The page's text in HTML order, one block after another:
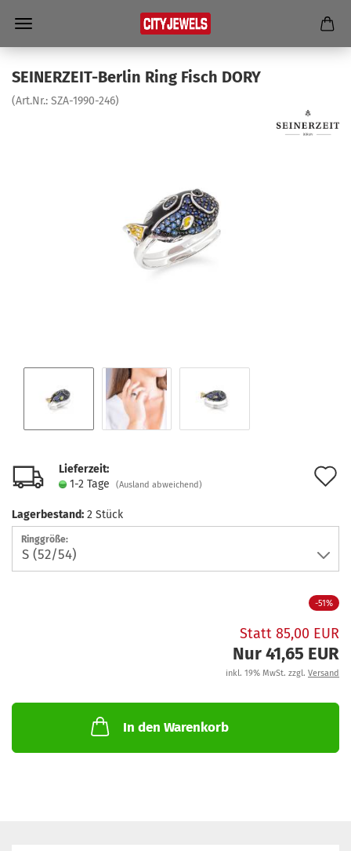
SEINERZEIT-​Berlin Ring Fisch DORY
(Art.Nr.: SZA-​1990-246)
Lieferzeit:
1-2 Tage
(Ausland abweichend)
Lagerbestand: 2 Stück
Ringgröße:
-51%
Statt 85,00 EUR
Nur 41,65 EUR
inkl. 19% MwSt. zzgl. Versand
In den Warenkorb